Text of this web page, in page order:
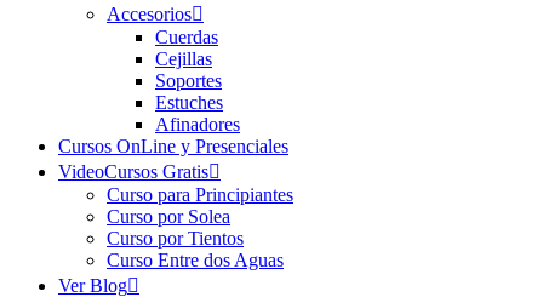
Accesorios
Cuerdas
Cejillas
Soportes
Estuches
Afinadores
Cursos OnLine y Presenciales
VideoCursos Gratis
Curso para Principiantes
Curso por Solea
Curso por Tientos
Curso Entre dos Aguas
Ver Blog